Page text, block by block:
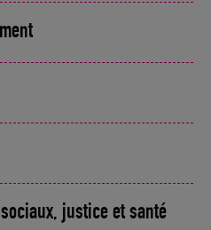
justice et santé